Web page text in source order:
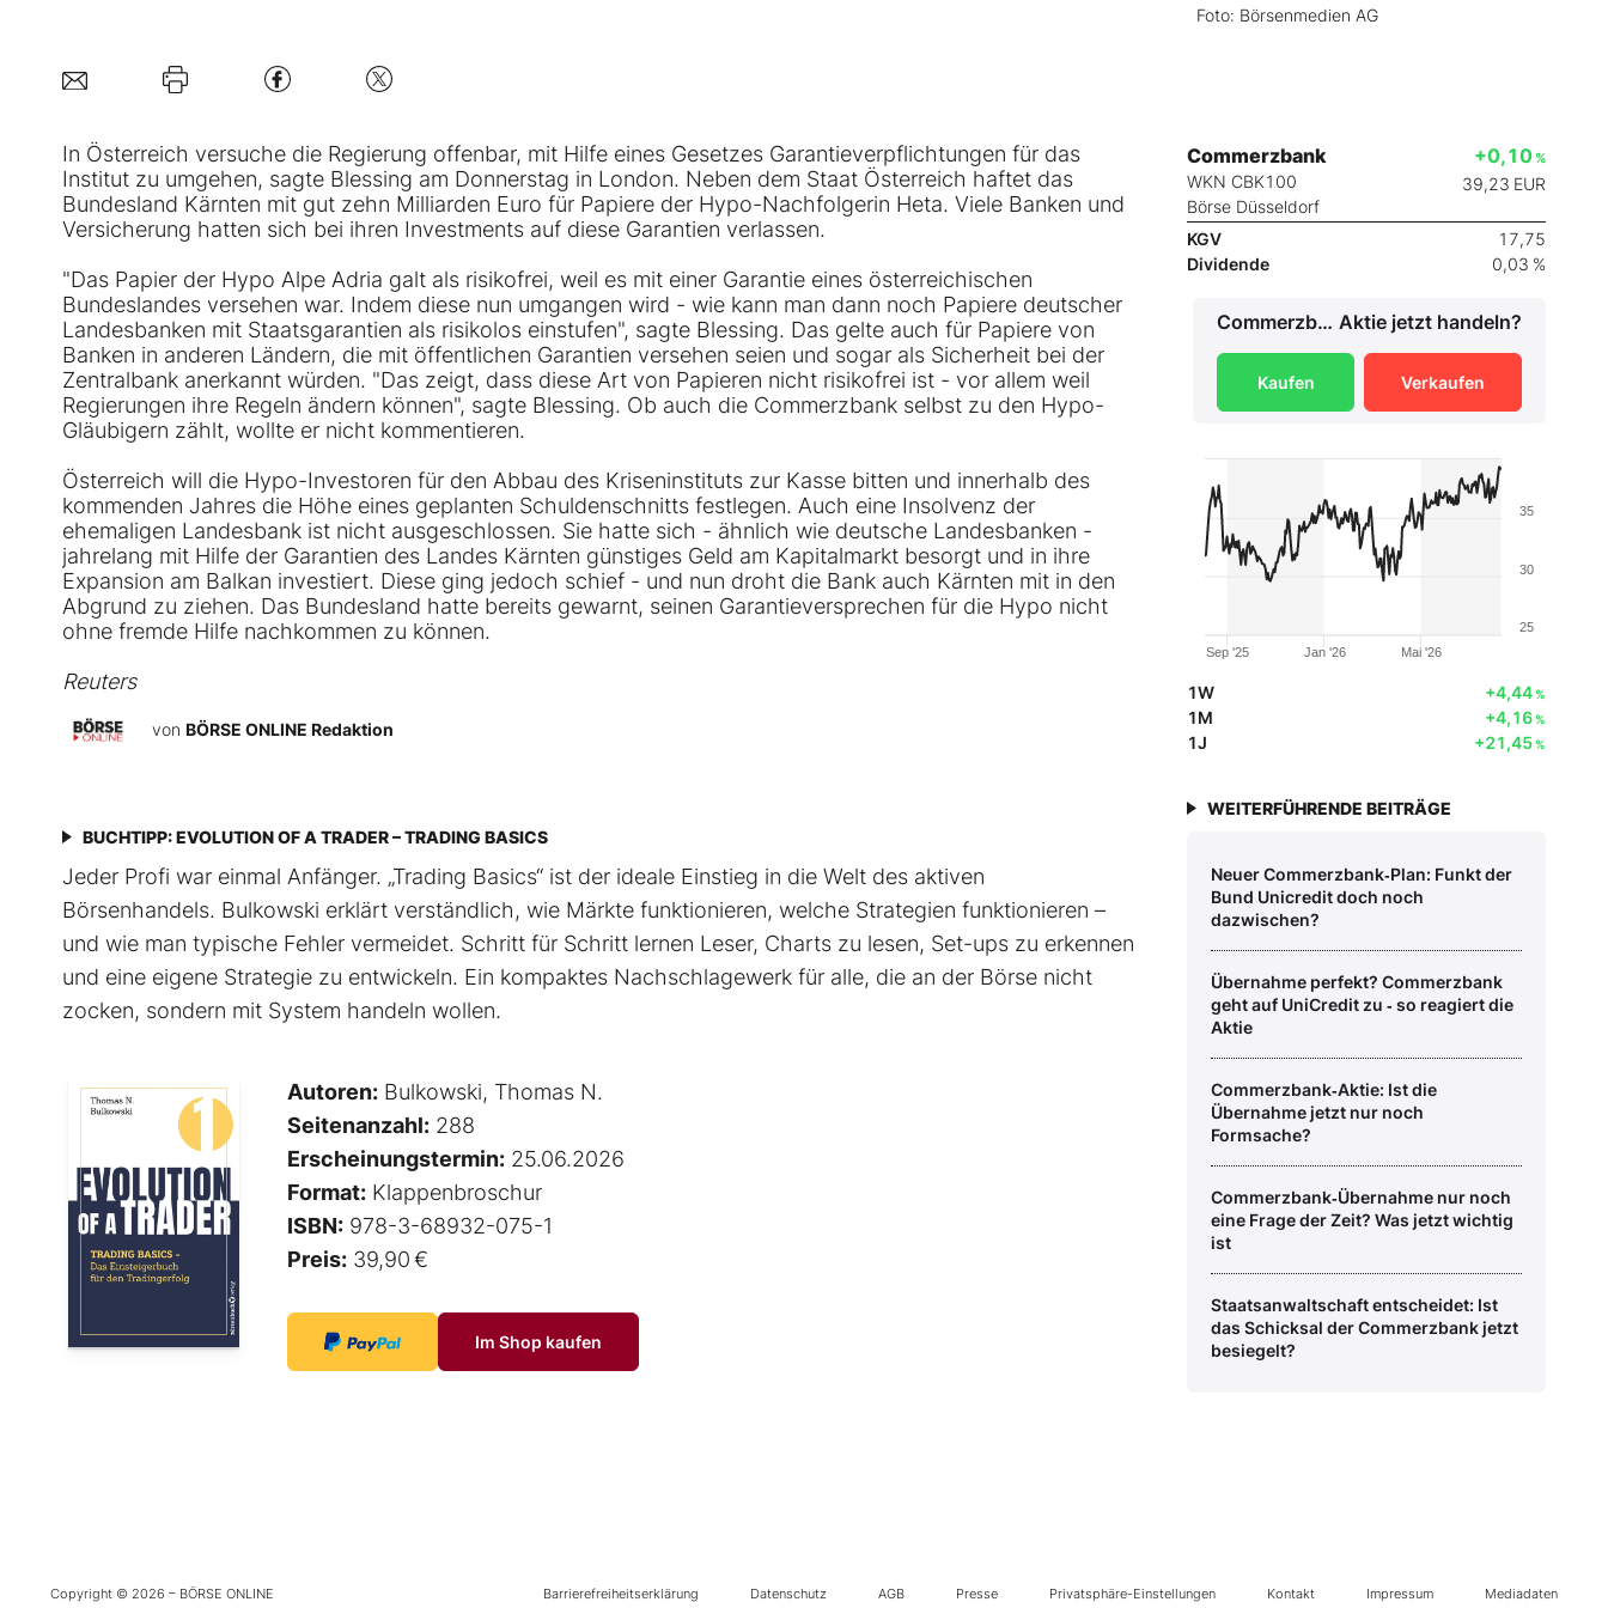
Foto: Börsenmedien AG
In Österreich versuche die Regierung offenbar, mit Hilfe eines Gesetzes Garantieverpflichtungen für das
Institut zu umgehen, sagte Blessing am Donnerstag in London. Neben dem Staat Österreich haftet das
Bundesland Kärnten mit gut zehn Milliarden Euro für Papiere der Hypo-Nachfolgerin Heta. Viele Banken und
Versicherung hatten sich bei ihren Investments auf diese Garantien verlassen.
"Das Papier der Hypo Alpe Adria galt als risikofrei, weil es mit einer Garantie eines österreichischen
Bundeslandes versehen war. Indem diese nun umgangen wird - wie kann man dann noch Papiere deutscher
Landesbanken mit Staatsgarantien als risikolos einstufen", sagte Blessing. Das gelte auch für Papiere von
Banken in anderen Ländern, die mit öffentlichen Garantien versehen seien und sogar als Sicherheit bei der
Zentralbank anerkannt würden. "Das zeigt, dass diese Art von Papieren nicht risikofrei ist - vor allem weil
Regierungen ihre Regeln ändern können", sagte Blessing. Ob auch die Commerzbank selbst zu den Hypo-
Gläubigern zählt, wollte er nicht kommentieren.
Österreich will die Hypo-Investoren für den Abbau des Kriseninstituts zur Kasse bitten und innerhalb des
kommenden Jahres die Höhe eines geplanten Schuldenschnitts festlegen. Auch eine Insolvenz der
ehemaligen Landesbank ist nicht ausgeschlossen. Sie hatte sich - ähnlich wie deutsche Landesbanken -
jahrelang mit Hilfe der Garantien des Landes Kärnten günstiges Geld am Kapitalmarkt besorgt und in ihre
Expansion am Balkan investiert. Diese ging jedoch schief - und nun droht die Bank auch Kärnten mit in den
Abgrund zu ziehen. Das Bundesland hatte bereits gewarnt, seinen Garantieversprechen für die Hypo nicht
ohne fremde Hilfe nachkommen zu können.
Reuters
von BÖRSE ONLINE Redaktion
BUCHTIPP: EVOLUTION OF A TRADER – TRADING BASICS
Jeder Profi war einmal Anfänger. „Trading Basics“ ist der ideale Einstieg in die Welt des aktiven
Börsenhandels. Bulkowski erklärt verständlich, wie Märkte funktionieren, welche Strategien funktionieren –
und wie man typische Fehler vermeidet. Schritt für Schritt lernen Leser, Charts zu lesen, Set-ups zu erkennen
und eine eigene Strategie zu entwickeln. Ein kompaktes Nachschlagewerk für alle, die an der Börse nicht
zocken, sondern mit System handeln wollen.
Autoren: Bulkowski, Thomas N.
Seitenanzahl: 288
Erscheinungstermin: 25.06.2026
Format: Klappenbroschur
ISBN: 978-3-68932-075-1
Preis: 39,90 €
Im Shop kaufen
Commerzbank
WKN CBK100
Börse Düsseldorf
+0,10 %
39,23 EUR
KGV
17,75
Dividende
0,03 %
Commerzbank Aktie jetzt handeln?
Kaufen Verkaufen
Jan '26
Sep '25 Mai '26
25
30
35
1W +4,44%
1M +4,16%
1J +21,45%
WEITERFÜHRENDE BEITRÄGE
Neuer Commerzbank‑Plan: Funkt der
Bund Unicredit doch noch
dazwischen?
Übernahme perfekt? Commerzbank
geht auf UniCredit zu ‑ so reagiert die
Aktie
Commerzbank‑Aktie: Ist die
Übernahme jetzt nur noch
Formsache?
Commerzbank‑Übernahme nur noch
eine Frage der Zeit? Was jetzt wichtig
ist
Staatsanwaltschaft entscheidet: Ist
das Schicksal der Commerzbank jetzt
besiegelt?
Copyright © 2026 – BÖRSE ONLINE Barrierefreiheitserklärung Datenschutz AGB Presse Privatsphäre-Einstellungen Kontakt Impressum Mediadaten